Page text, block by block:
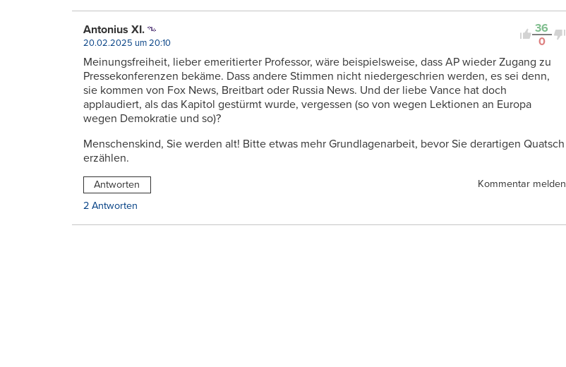
36
0
Antonius XI.
20.02.2025 um 20:10
Meinungsfreiheit, lieber emeritierter Professor, wäre beispielsweise, dass AP wieder Zugang zu
Pressekonferenzen bekäme. Dass andere Stimmen nicht niedergeschrien werden, es sei denn,
sie kommen von Fox News, Breitbart oder Russia News. Und der liebe Vance hat doch
applaudiert, als das Kapitol gestürmt wurde, vergessen (so von wegen Lektionen an Europa
wegen Demokratie und so)?
Menschenskind, Sie werden alt! Bitte etwas mehr Grundlagenarbeit, bevor Sie derartigen Quatsch
erzählen.
Antworten
Kommentar melden
2 Antworten